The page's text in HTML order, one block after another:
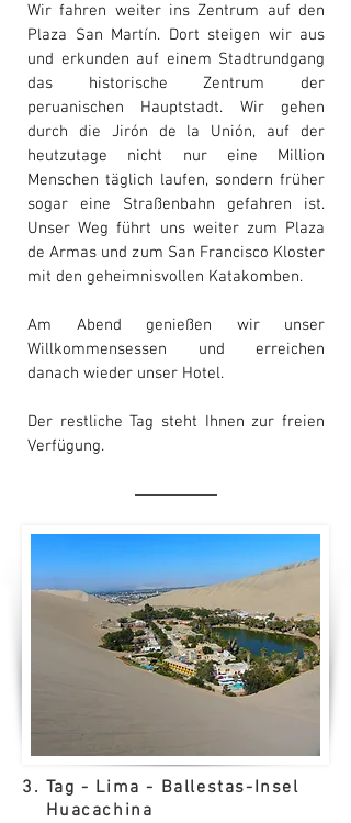
Wir fahren weiter ins Zentrum auf den
Plaza San Martín. Dort steigen wir aus
und erkunden auf einem Stadtrundgang
das historische Zentrum der
peruanischen Hauptstadt. Wir gehen
durch die Jirón de la Unión, auf der
heutzutage nicht nur eine Million
Menschen täglich laufen, sondern früher
sogar eine Straßenbahn gefahren ist.
Unser Weg führt uns weiter zum Plaza
de Armas und zum San Francisco Kloster
mit den geheimnisvollen Katakomben.
Am Abend genießen wir unser
Willkommensessen und erreichen
danach wieder unser Hotel.
Der restliche Tag steht Ihnen zur freien
Verfügung.
3. Tag - Lima - Ballestas-Insel
Huacachina